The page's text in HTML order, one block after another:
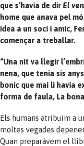
que s’havia de dir El
home que anava pel
idea a un soci i amic,
començar a treballar.
“Una nit va llegir
nena, que tenia sis
bonic que mai li havia
forma de faula, La
Els humans atribuïm a
moltes vegades
Quan preparàvem el